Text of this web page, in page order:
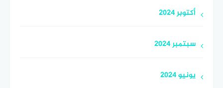
أكتوبر 2024
سبتمبر 2024
يونيو 2024